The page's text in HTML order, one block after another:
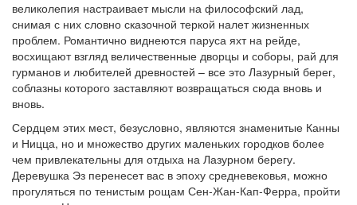
великолепия настраивает мысли на философский лад,
снимая с них словно сказочной теркой налет жизненных
проблем. Романтично виднеются паруса яхт на рейде,
восхищают взгляд величественные дворцы и соборы, рай для
гурманов и любителей древностей – все это Лазурный берег,
соблазны которого заставляют возвращаться сюда вновь и
вновь.
Сердцем этих мест, безусловно, являются знаменитые Канны
и Ницца, но и множество других маленьких городков более
чем привлекательны для отдыха на Лазурном берегу.
Деревушка Эз перенесет вас в эпоху средневековья, можно
прогуляться по тенистым рощам Сен-Жан-Кап-Ферра, пройти